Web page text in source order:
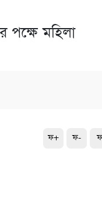
পক্ষে মহিলা
ফ+ ফ- ফ